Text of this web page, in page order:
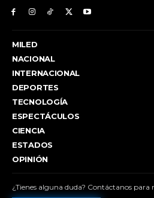
MILED
NACIONAL
INTERNACIONAL
DEPORTES
TECNOLOGÍA
ESPECTÁCULOS
CIENCIA
ESTADOS
OPINIÓN
¿Tienes alguna duda? Contáctanos